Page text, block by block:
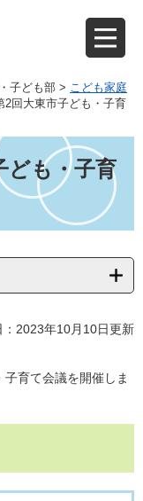
子ども部 > こども家庭
2回大東市子ども・子育
ども・子育
：2023年10月10日更新
育て会議を開催しま